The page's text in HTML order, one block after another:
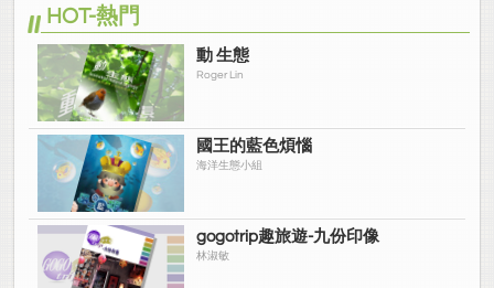
HOT-熱門
動 生態
Roger Lin
國王的藍色煩惱
海洋生態小組
gogotrip趣旅遊-九份印像
林淑敏